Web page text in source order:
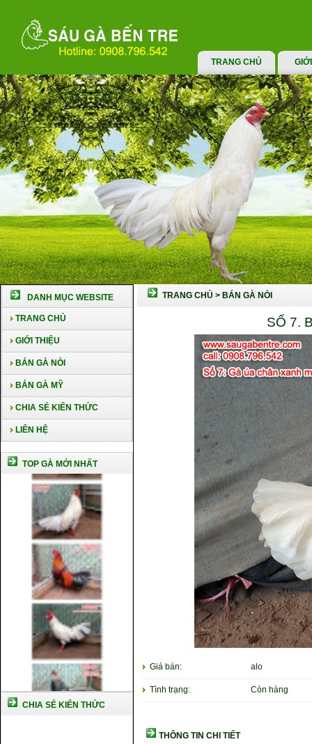
TRANG CHỦ
DANH MỤC WEBSITE
TRANG CHỦ
GIỚI THIỆU
BÁN GÀ NÒI
BÁN GÀ MỸ
CHIA SẺ KIẾN THỨC
LIÊN HỆ
TOP GÀ MỚI NHẤT
CHIA SẺ KIẾN THỨC
TRANG CHỦ > BÁN GÀ NÒI
SỐ 7.
Giá bán: alo
Tình trạng: Còn hàng
THÔNG TIN CHI TIẾT